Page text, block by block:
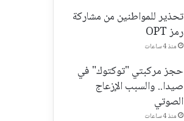
تحذير للمواطنين من مشاركة
رمز OPT
منذ 4 ساعات
حجز مركبتي "توكتوك" في
صيدا.. والسبب الإزعاج
الصوتي
منذ 4 ساعات